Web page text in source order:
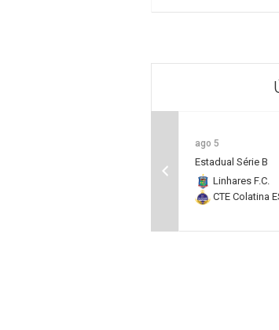
ago 5
Estadual Série B
Linhares F.C.
CTE Colatina